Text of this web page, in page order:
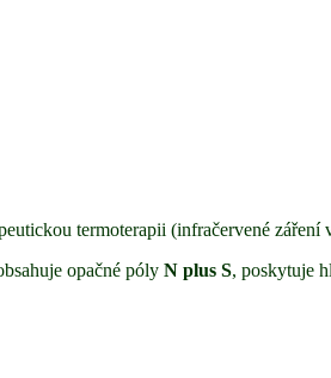
termoterapii (infračervené záření
opačné póly N plus S, poskytuje